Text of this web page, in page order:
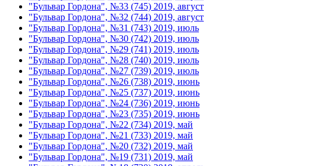
"Бульвар Гордона", №33 (745) 2019, август
"Бульвар Гордона", №32 (744) 2019, август
"Бульвар Гордона", №31 (743) 2019, июль
"Бульвар Гордона", №30 (742) 2019, июль
"Бульвар Гордона", №29 (741) 2019, июль
"Бульвар Гордона", №28 (740) 2019, июль
"Бульвар Гордона", №27 (739) 2019, июль
"Бульвар Гордона", №26 (738) 2019, июнь
"Бульвар Гордона", №25 (737) 2019, июнь
"Бульвар Гордона", №24 (736) 2019, июнь
"Бульвар Гордона", №23 (735) 2019, июнь
"Бульвар Гордона", №22 (734) 2019, май
"Бульвар Гордона", №21 (733) 2019, май
"Бульвар Гордона", №20 (732) 2019, май
"Бульвар Гордона", №19 (731) 2019, май